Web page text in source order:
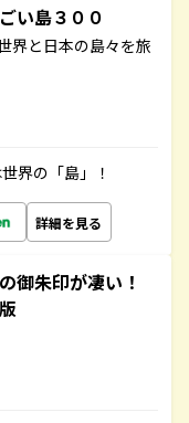
い島３００
界と日本の島々を旅
界の「島」！
詳細を見る
御朱印が凄い！